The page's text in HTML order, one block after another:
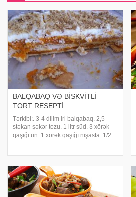
BALQABAQ VƏ BİSKVİTLİ
TORT RESEPTİ
Tərkibi:. 3-4 dilim iri balqabaq. 2,5
stəkan şəkər tozu. 1 litr süd. 3 xörək
qaşığı un. 1 xörək qaşığı nişasta. 1/2